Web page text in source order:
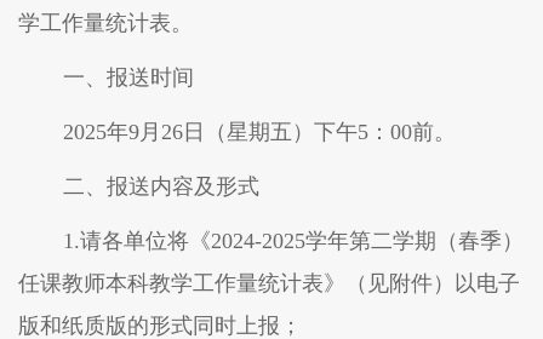
学工作量统计表。
一、报送时间
2025年9 月 26日（星期五 ）下午5：00前。
二、报送内容及形式
1.请各单位将《2024-2025学年第二学期（春季）
任课教师本科教学工作量统计表》（见附件）以电子
版和纸质版的形式同时上报 ；